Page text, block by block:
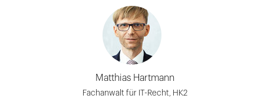
Matthias Hartmann
Fachanwalt für IT-Recht, HK2